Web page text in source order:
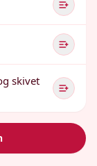
skivet